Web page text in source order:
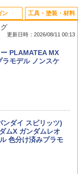
バーン】
1/144 ジム・スナ
】 【未組立】プレ
レゴ コカ・コ
ーコレクション
ィグ 5種セット【あ
塗装棒 挿すタイプ
120% ノズル
TM GBB G17 G
イ ガスブロ GLOC
イバー製 高圧時の
17 ジェネレーショ
互換 シリンダー
ョンM4 ナット大
[RD-013L](JA
ン製ウイング用M
ュー 6pcs) [HS-W
S.H.フィギュアー
面ライダーBLACK
布製 塗装済み
DX超合金 超時空要
ルキリー ロイ・フ
バイバルVer. 約28
更新日時：2026/08/11 00:13
PLAMATEA MX
ラモデル ノンスケ
ンダイ スピリッツ)
ムX ガンダムレオ
色分け済みプラモ
ン 工具・塗装・材料